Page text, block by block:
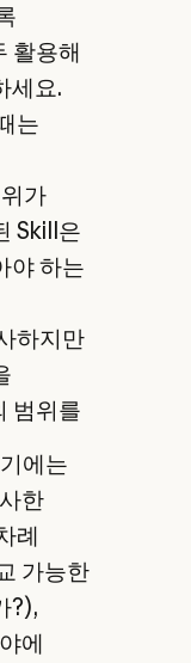
활용해
세요.
는
가
Skill은
야 하는
하지만
범위를
에는
한
례
가능한
?),
에